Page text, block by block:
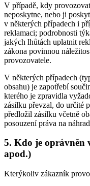
V případě, kdy
neposkytne, nebo ji
v některých případech i
reklamaci; podrobnosti
jakých lhůtách uplatnit
zákona povinnou
provozovatele.
V některých případech
obsahu) je zapotřebí
kterého je zpravidla
zásilku převzal, do určité
předložil zásilku včetně
posouzení práva na
5. Kdo je oprávněn
apod.)
Kterýkoliv zákazník